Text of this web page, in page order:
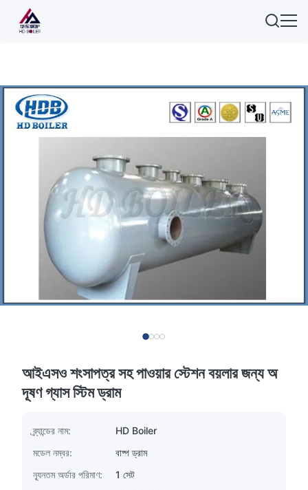
আইএসও শংসাপত্র সহ পাওয়ার স্টেশন বয়লার জন্য অ
দূষণ গ্যাস স্টিম ড্রাম
ব্র্যান্ডের নাম:
HD Boiler
মডেল নম্বর:
বাষ্প ড্রাম
ন্যূনতম অর্ডার পরিমাণ:
1 সেট